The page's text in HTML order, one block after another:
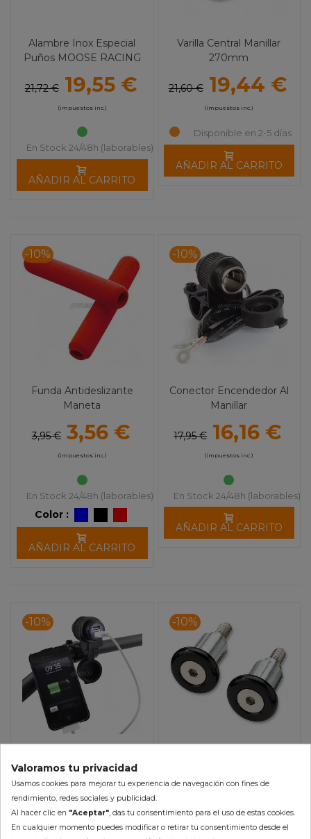
Alambre Inox Especial
Puños MOOSE RACING
21,72 € 19,55 €
(impuestos inc.)
En Stock 24/48h (laborables)
AÑADIR AL CARRITO
Varilla Central Manillar
270mm
21,60 € 19,44 €
(impuestos inc.)
Disponible en 2-5 días
AÑADIR AL CARRITO
-10%
Funda Antideslizante
Maneta
3,95 € 3,56 €
(impuestos inc.)
En Stock 24/48h (laborables)
Color :
AÑADIR AL CARRITO
-10%
Conector Encendedor Al
Manillar
17,95 € 16,16 €
(impuestos inc.)
En Stock 24/48h (laborables)
AÑADIR AL CARRITO
-10%
USB Al Manillar
36,96 € 33,26 €
(impuestos inc.)
-10%
(impuestos inc.)
Valoramos tu privacidad
Usamos cookies para mejorar tu experiencia de navegación con fines de
rendimiento, redes sociales y publicidad.
Al hacer clic en "Aceptar" , das tu consentimiento para el uso de estas cookies.
En cualquier momento puedes modificar o retirar tu consentimiento desde el